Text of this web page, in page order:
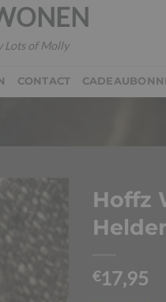
Lots of Molly
CONTACT
Hoffz
€17,95